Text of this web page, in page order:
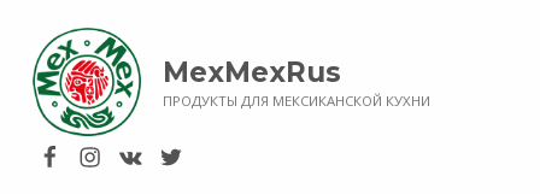
MexMexRus
ПРОДУКТЫ ДЛЯ МЕКСИКАНСКОЙ КУХНИ
MexMexRus on FaceBook
MexMexRus on Instagram
MexMeRus on VK